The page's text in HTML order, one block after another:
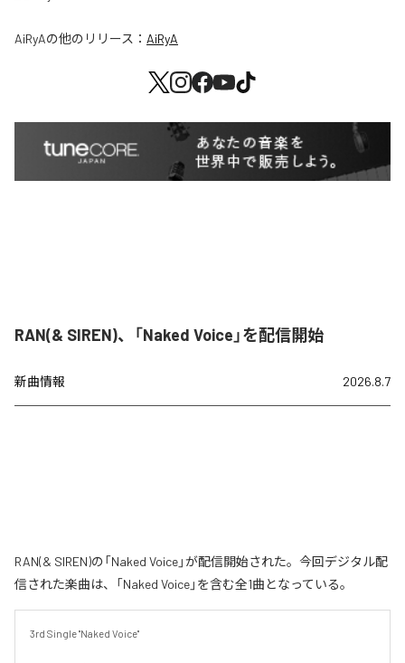
AiRyAの他のリリース： AiRyA
RAN(& SIREN)、「Naked Voice」を配信開始
新曲情報 2026.8.7
RAN(& SIREN)の「Naked Voice」が配信開始された。今回デジタル配
信された楽曲は、「Naked Voice」を含む全1曲となっている。
3rd Single "Naked Voice"